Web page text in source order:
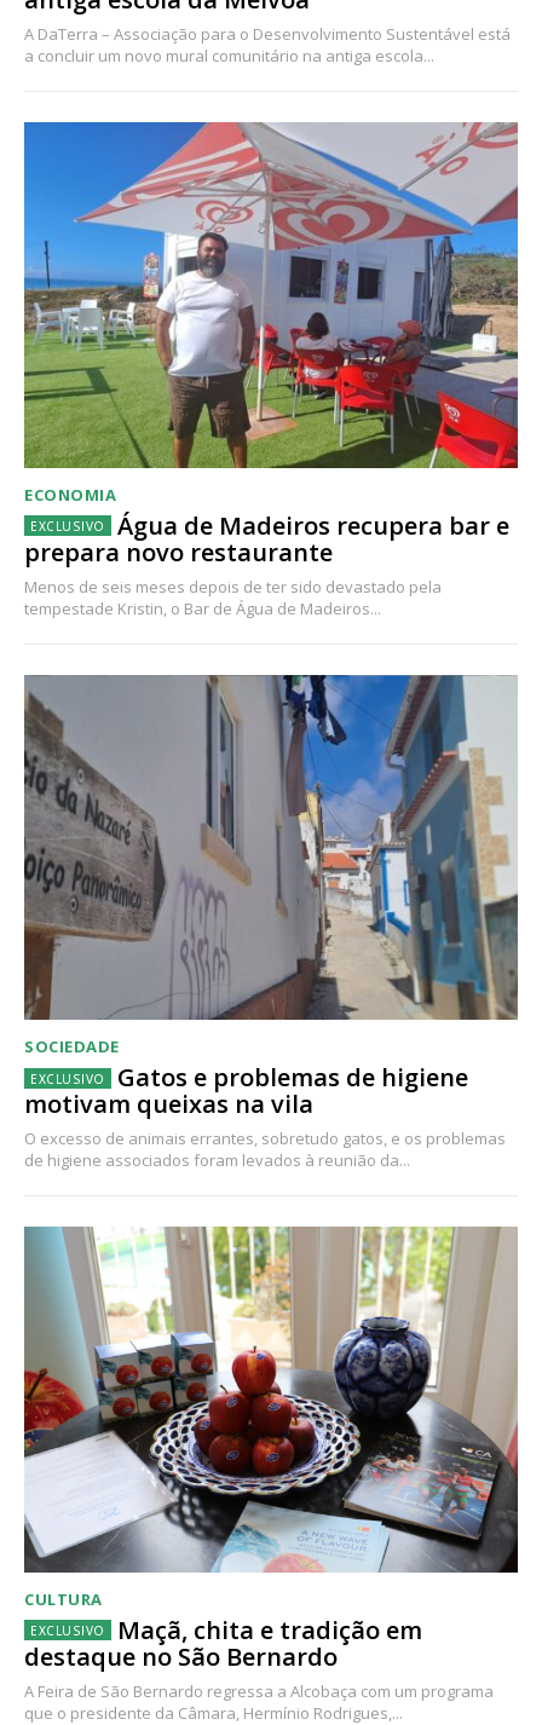
A DaTerra – Associação para o Desenvolvimento Sustentável está
a concluir um novo mural comunitário na antiga escola...
ECONOMIA
Água de Madeiros recupera bar e
prepara novo restaurante
Menos de seis meses depois de ter sido devastado pela
tempestade Kristin, o Bar de Água de Madeiros...
SOCIEDADE
Gatos e problemas de higiene
motivam queixas na vila
O excesso de animais errantes, sobretudo gatos, e os problemas
de higiene associados foram levados à reunião da...
CULTURA
Maçã, chita e tradição em
destaque no São Bernardo
A Feira de São Bernardo regressa a Alcobaça com um programa
que o presidente da Câmara, Hermínio Rodrigues,...